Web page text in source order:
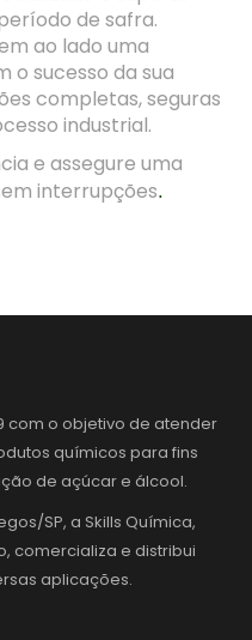
de safra.
ao lado uma
sucesso da sua
completas, seguras
industrial.
e assegure uma
interrupções.
com o objetivo de atender
químicos para fins
de açúcar e álcool.
SP, a Skills Química,
comercializa e distribui
aplicações.